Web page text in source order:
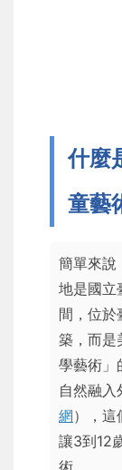
什麼
童藝
簡單來說
地是國立
間，位於
築，而是
學藝術」
自然融入
網），這
讓3到12
術。